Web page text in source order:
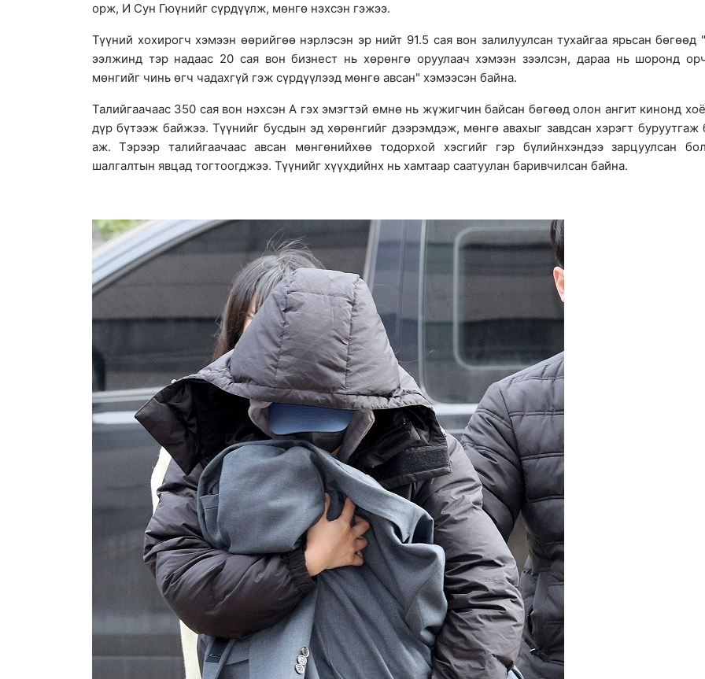
орж, И Сун Гюүнийг сүрдүүлж, мөнгө нэхсэн гэжээ.
Түүний хохирогч хэмээн өөрийгөө нэрлэсэн эр нийт 91.5 сая вон залилуулсан тухайгаа ярьсан бөгөөд
ээлжинд тэр надаас 20 сая вон бизнест нь хөрөнгө оруулаач хэмээн зээлсэн, дараа нь шоронд
мөнгийг чинь өгч чадахгүй гэж сүрдүүлээд мөнгө авсан" хэмээсэн байна.
Талийгаачаас 350 сая вон нэхсэн А гэх эмэгтэй өмнө нь жүжигчин байсан бөгөөд олон ангит кинонд
дүр бүтээж байжээ. Түүнийг бусдын эд хөрөнгийг дээрэмдэж, мөнгө авахыг завдсан хэрэгт буруутгаж
аж. Тэрээр талийгаачаас авсан мөнгөнийхөө тодорхой хэсгийг гэр бүлийнхэндээ зарцуулсан
шалгалтын явцад тогтоогджээ. Түүнийг хүүхдийнх нь хамтаар саатуулан баривчилсан байна.